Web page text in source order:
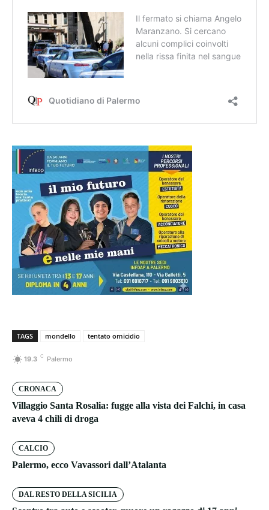
TAGS mondello tentato omicidio
19.3 C Palermo
CRONACA
Villaggio Santa Rosalia: fugge alla vista dei Falchi, in casa
aveva 4 chili di droga
CALCIO
Palermo, ecco Vavassori dall’Atalanta
DAL RESTO DELLA SICILIA